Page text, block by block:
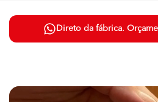
Direto da fábrica.